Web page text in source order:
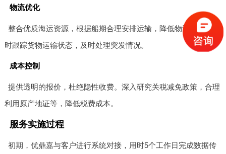
物流优化
整合优质海运资源，根据船期合理安排运输，降低物流成本。实
时跟踪货物运输状态，及时处理突发情况。
成本控制
提供透明的报价，杜绝隐性收费。深入研究关税减免政策，合理
利用原产地证等，降低税费成本。
服务实施过程
初期，优鼎嘉与客户进行系统对接，用时5个工作日完成数据传